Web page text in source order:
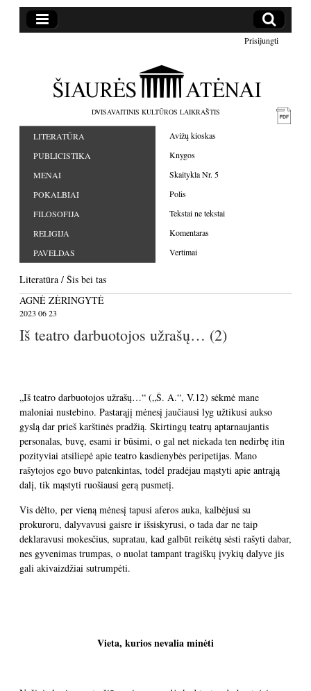
Prisijungti
DVISAVAITINIS KULTŪROS LAIKRAŠTIS
LITERATŪRA
PUBLICISTIKA
MENAI
POKALBIAI
FILOSOFIJA
RELIGIJA
PAVELDAS
Avižų kioskas
Knygos
Skaitykla Nr. 5
Polis
Tekstai ne tekstai
Komentaras
Vertimai
Literatūra / Šis bei tas
AGNĖ ZĖRINGYTĖ
2023 06 23
Iš teatro darbuotojos užrašų… (2)
„Iš teatro darbuotojos užrašų…“ („Š. A.“, V.12) sėkmė mane
maloniai nustebino. Pastarąjį mėnesį jaučiausi lyg užtikusi aukso
gyslą dar prieš karštinės pradžią. Skirtingų teatrų aptarnaujantis
personalas, buvę, esami ir būsimi, o gal net niekada ten nedirbę itin
pozityviai atsiliepė apie teatro kasdienybės peripetijas. Mano
rašytojos ego buvo patenkintas, todėl pradėjau mąstyti apie antrąją
dalį, tik mąstyti ruošiausi gerą pusmetį.
Vis dėlto, per vieną mėnesį tapusi aferos auka, kalbėjusi su
prokuroru, dalyvavusi gaisre ir išsiskyrusi, o tada dar ne taip
deklaravusi mokesčius, supratau, kad galbūt reikėtų sėsti rašyti dabar,
nes gyvenimas trumpas, o nuolat tampant tragiškų įvykių dalyve jis
gali akivaizdžiai sutrumpėti.
Vieta, kurios nevalia minėti